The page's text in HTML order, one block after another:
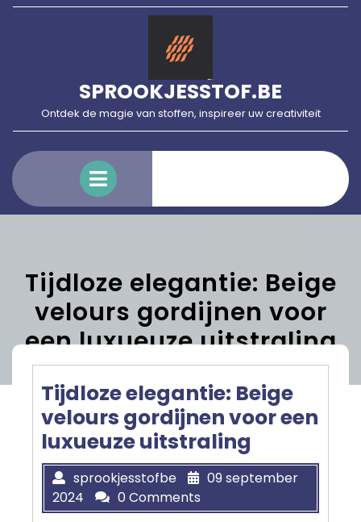
Skip
SPROOKJESSTOF.BE
Ontdek de magie van stoffen, inspireer uw creativiteit
Menu
Tijdloze elegantie: Beige
velours gordijnen voor
een luxueuze uitstraling
Tijdloze elegantie: Beige
velours gordijnen voor een
luxueuze uitstraling
sprookjesstofbe
09 september
2024
0 Comments